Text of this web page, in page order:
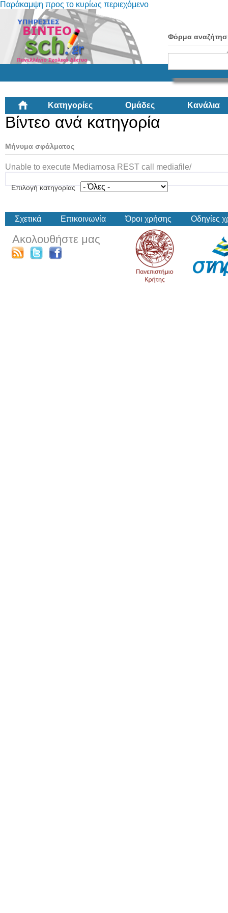
Παράκαμψη προς το κυρίως περιεχόμενο
Φόρμα
Κατηγορίες Ομάδες Κανάλια
Βίντεο ανά κατηγορία
Μήνυμα σφάλματος
Unable to execute Mediamosa REST call mediafile/
Επιλογή κατηγορίας
Σχετικά Επικοινωνία Όροι χρήσης Οδηγίες
Ακολουθήστε μας